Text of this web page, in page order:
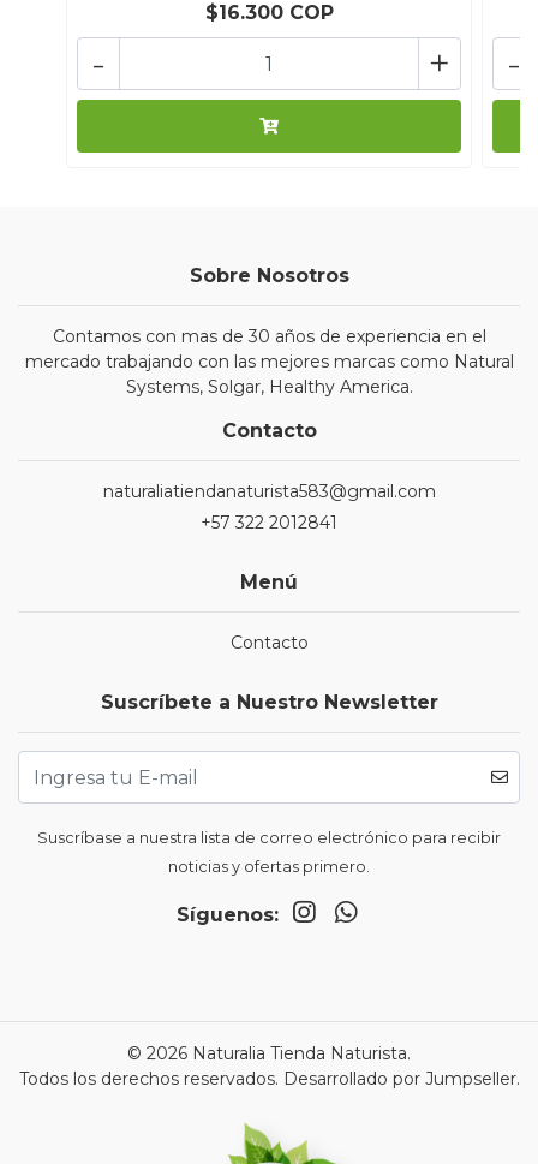
$16.300 COP
+
- -
Sobre Nosotros
Contamos con mas de 30 años de experiencia en el
mercado trabajando con las mejores marcas como Natural
Systems, Solgar, Healthy America.
Contacto
naturaliatiendanaturista583@gmail.com
+57 322 2012841
Menú
Contacto
Suscríbete a Nuestro Newsletter
Suscríbase a nuestra lista de correo electrónico para recibir
noticias y ofertas primero.
Síguenos:
© 2026 Naturalia Tienda Naturista.
Todos los derechos reservados. Desarrollado por Jumpseller.